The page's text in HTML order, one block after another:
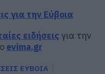
για την Εύβοια
ειδήσεις για την
evima.gr
ΕΥΒΟΙΑ